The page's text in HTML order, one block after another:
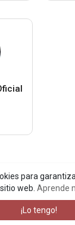
para
web. Aprende
¡Lo tengo!